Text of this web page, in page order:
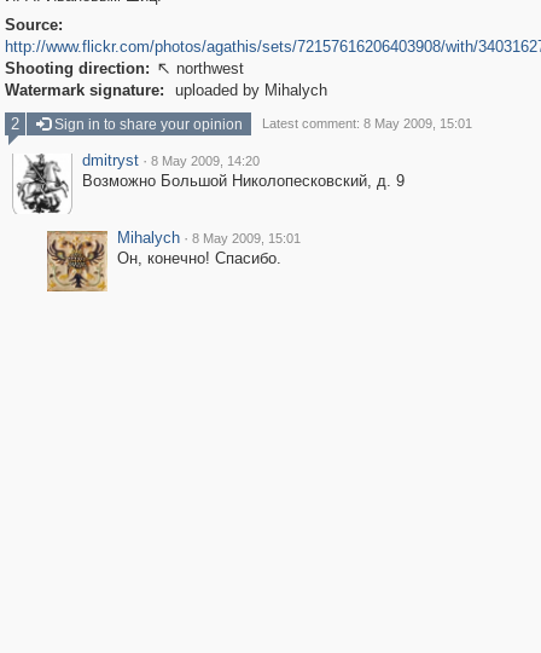
Source:
http://www.flickr.com/photos/agathis/sets/72157616206403908/with/
Shooting direction:  northwest
Watermark signature:
uploaded by Mihalych
2
Sign in to share your opinion Latest comment: 8 May 2009, 15:01
dmitryst · 8 May 2009, 14:20
Возможно Большой Николопесковский, д. 9
Mihalych · 8 May 2009, 15:01
Он, конечно! Спасибо.